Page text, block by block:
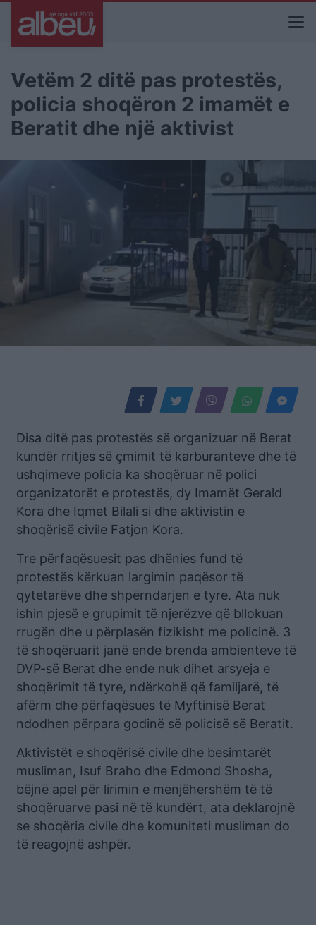
Vetëm 2 ditë pas protestës,
policia shoqëron 2 imamët e
Beratit dhe një aktivist
Disa ditë pas protestës së organizuar në Berat
kundër rritjes së çmimit të karburanteve dhe të
ushqimeve policia ka shoqëruar në polici
organizatorët e protestës, dy Imamët Gerald
Kora dhe Iqmet Bilali si dhe aktivistin e
shoqërisë civile Fatjon Kora.
Tre përfaqësuesit pas dhënies fund të
protestës kërkuan largimin paqësor të
qytetarëve dhe shpërndarjen e tyre. Ata nuk
ishin pjesë e grupimit të njerëzve që bllokuan
rrugën dhe u përplasën fizikisht me policinë. 3
të shoqëruarit janë ende brenda ambienteve të
DVP-së Berat dhe ende nuk dihet arsyeja e
shoqërimit të tyre, ndërkohë që familjarë, të
afërm dhe përfaqësues të Myftinisë Berat
ndodhen përpara godinë së policisë së Beratit.
Aktivistët e shoqërisë civile dhe besimtarët
musliman, Isuf Braho dhe Edmond Shosha,
bëjnë apel për lirimin e menjëhershëm të të
shoqëruarve pasi në të kundërt, ata deklarojnë
se shoqëria civile dhe komuniteti musliman do
të reagojnë ashpër.